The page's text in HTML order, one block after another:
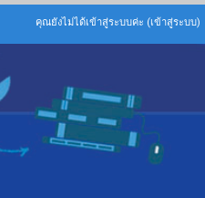
คุณยังไม่ได้เข้าสู่ระบบค่ะ (เข้าสู่ระบบ)